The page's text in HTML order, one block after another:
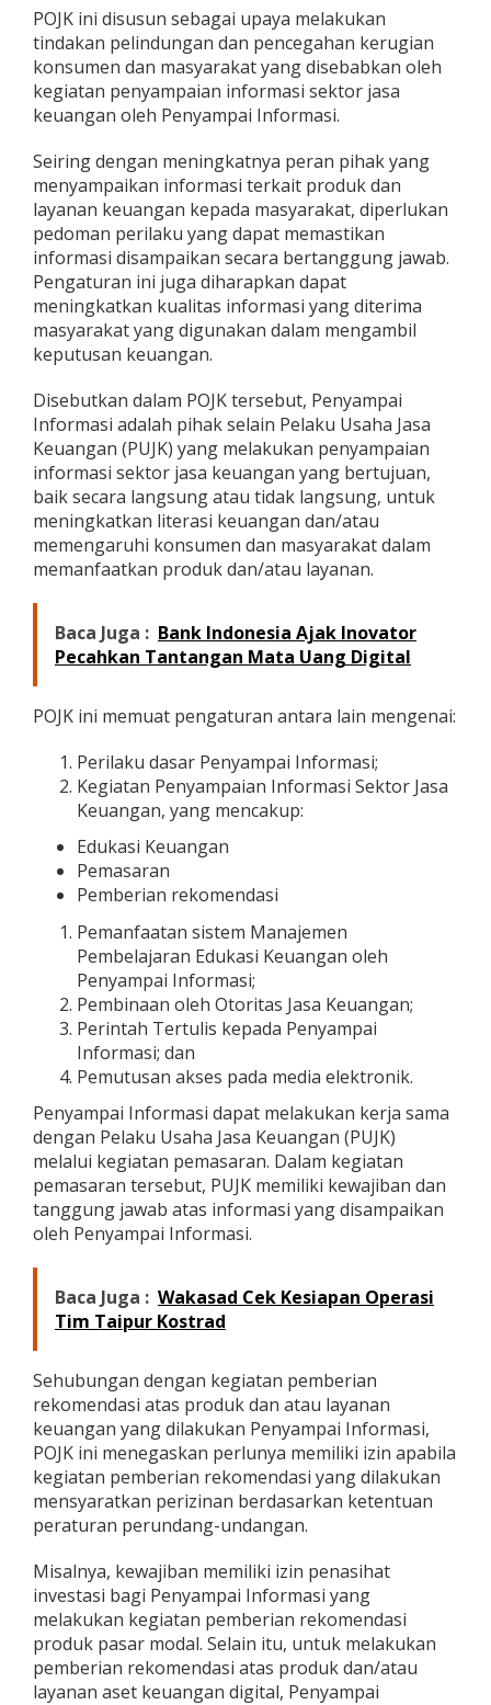
r
m
a
s
i
S
t
o
r
J
s
a
K
e
u
a
g
a
n
POJK ini disusun sebagai upaya melakukan
tindakan pelindungan dan pencegahan kerugian
konsumen dan masyarakat yang disebabkan oleh
kegiatan penyampaian informasi sektor jasa
keuangan oleh Penyampai Informasi.
Seiring dengan meningkatnya peran pihak yang
menyampaikan informasi terkait produk dan
layanan keuangan kepada masyarakat, diperlukan
pedoman perilaku yang dapat memastikan
informasi disampaikan secara bertanggung jawab.
Pengaturan ini juga diharapkan dapat
meningkatkan kualitas informasi yang diterima
masyarakat yang digunakan dalam mengambil
keputusan keuangan.
Disebutkan dalam POJK tersebut, Penyampai
Informasi adalah pihak selain Pelaku Usaha Jasa
Keuangan (PUJK) yang melakukan penyampaian
informasi sektor jasa keuangan yang bertujuan,
baik secara langsung atau tidak langsung, untuk
meningkatkan literasi keuangan dan/atau
memengaruhi konsumen dan masyarakat dalam
memanfaatkan produk dan/atau layanan.
Baca Juga : Bank Indonesia Ajak Inovator
Pecahkan Tantangan Mata Uang Digital
POJK ini memuat pengaturan antara lain mengenai:
Perilaku dasar Penyampai Informasi;
Kegiatan Penyampaian Informasi Sektor Jasa
Keuangan, yang mencakup:
Edukasi Keuangan
Pemasaran
Pemberian rekomendasi
Pemanfaatan sistem Manajemen
Pembelajaran Edukasi Keuangan oleh
Penyampai Informasi;
Pembinaan oleh Otoritas Jasa Keuangan;
Perintah Tertulis kepada Penyampai
Informasi; dan
Pemutusan akses pada media elektronik.
Penyampai Informasi dapat melakukan kerja sama
dengan Pelaku Usaha Jasa Keuangan (PUJK)
melalui kegiatan pemasaran. Dalam kegiatan
pemasaran tersebut, PUJK memiliki kewajiban dan
tanggung jawab atas informasi yang disampaikan
oleh Penyampai Informasi.
Baca Juga : Wakasad Cek Kesiapan Operasi
Tim Taipur Kostrad
Sehubungan dengan kegiatan pemberian
rekomendasi atas produk dan atau layanan
keuangan yang dilakukan Penyampai Informasi,
POJK ini menegaskan perlunya memiliki izin apabila
kegiatan pemberian rekomendasi yang dilakukan
mensyaratkan perizinan berdasarkan ketentuan
peraturan perundang-undangan.
Misalnya, kewajiban memiliki izin penasihat
investasi bagi Penyampai Informasi yang
melakukan kegiatan pemberian rekomendasi
produk pasar modal. Selain itu, untuk melakukan
pemberian rekomendasi atas produk dan/atau
layanan aset keuangan digital, Penyampai